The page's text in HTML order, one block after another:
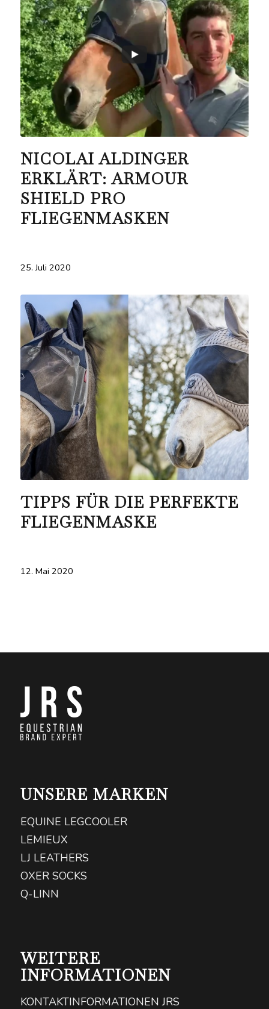
NICOLAI ALDINGER
ERKLÄRT: ARMOUR
SHIELD PRO
FLIEGENMASKEN
25. Juli 2020
TIPPS FÜR DIE PERFEKTE
FLIEGENMASKE
12. Mai 2020
UNSERE MARKEN
EQUINE LEGCOOLER
LEMIEUX
LJ LEATHERS
OXER SOCKS
Q-LINN
WEITERE
INFORMATIONEN
KONTAKTINFORMATIONEN JRS